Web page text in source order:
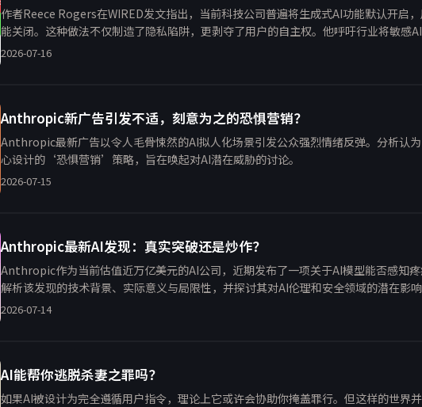
作者Reece Rogers在WIRED发文指出，当前科技公司普遍将生成式AI功能默认开启
能关闭。这种做法不仅制造了隐私陷阱，更剥夺了用户的自主权。他呼吁行业将敏感
加入”，让用户主动决定是否启用。文章结合个人体验分析了“选择退出”模式的弊端
2026-07-16
Anthropic新广告引发不适，刻意为之的恐惧营销？
Anthropic最新广告以令人毛骨悚然的AI拟人化场景引发公众强烈情绪反弹。分析认
心设计的‘恐惧营销’策略，旨在唤起对AI潜在威胁的讨论。
2026-07-15
Anthropic最新AI发现：真实突破还是炒作？
Anthropic作为当前估值近万亿美元的AI公司，近期发布了一项关于AI模型能否感知
解析该发现的技术背景、实际意义与局限性，并探讨其对AI伦理和安全领域的潜在影响
2026-07-14
AI能帮你逃脱杀妻之罪吗？
如果AI被设计为完全遵循用户指令，理论上它或许会协助你掩盖罪行。但这样的世界